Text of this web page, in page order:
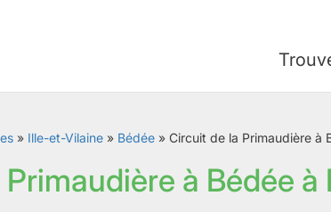
» Ille-et-Vilaine » Bédée » Circuit de la Primaudière à
à Bédée à